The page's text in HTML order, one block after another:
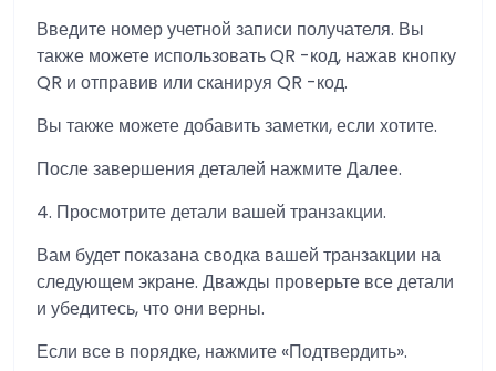
Введите номер учетной записи получателя. Вы
также можете использовать QR -код, нажав кнопку
QR и отправив или сканируя QR -код.
Вы также можете добавить заметки, если хотите.
После завершения деталей нажмите Далее.
4. Просмотрите детали вашей транзакции.
Вам будет показана сводка вашей транзакции на
следующем экране. Дважды проверьте все детали
и убедитесь, что они верны.
Если все в порядке, нажмите «Подтвердить».